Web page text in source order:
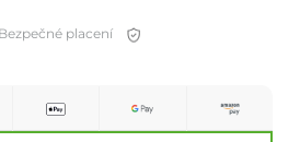
Bezpečné placení